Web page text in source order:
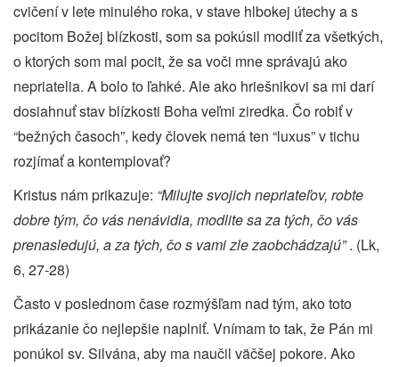
cvičení v lete minulého roka, v stave hlbokej útechy a s
pocitom Božej blízkosti, som sa pokúsil modliť za všetkých,
o ktorých som mal pocit, že sa voči mne správajú ako
nepriatelia. A bolo to ľahké. Ale ako hriešnikovi sa mi darí
dosiahnuť stav blízkosti Boha veľmi ziredka. Čo robiť v
“bežných časoch”, kedy človek nemá ten “luxus” v tichu
rozjímať a kontemplovať?
Kristus nám prikazuje: “Milujte svojich nepriateľov, robte
dobre tým, čo vás nenávidia, modlite sa za tých, čo vás
prenasledujú, a za tých, čo s vami zle zaobchádzajú”. (Lk,
6, 27-28)
Často v poslednom čase rozmýšľam nad tým, ako toto
prikázanie čo nejlepšie naplniť. Vnímam to tak, že Pán mi
ponúkol sv. Silvána, aby ma naučil väčšej pokore. Ako